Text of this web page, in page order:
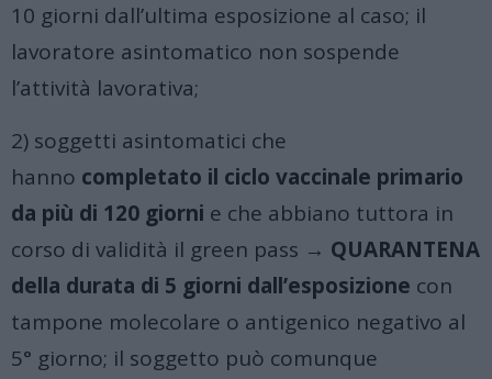
10 giorni dall’ultima esposizione al caso; il
lavoratore asintomatico non sospende
l’attività lavorativa;
2) soggetti asintomatici che
hanno completato il ciclo vaccinale primario
da più di 120 giorni e che abbiano tuttora in
corso di validità il green pass → QUARANTENA
della durata di 5 giorni dall’esposizione con
tampone molecolare o antigenico negativo al
5° giorno; il soggetto può comunque